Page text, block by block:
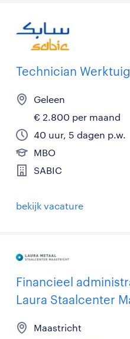
Technician
Geleen
€ 2.800 per maand
40 uur, 5 dagen p.w.
MBO
SABIC
bekijk vacature
Financieel
Laura Staalcenter
Maastricht